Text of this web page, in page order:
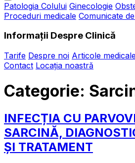
Patologia Colului Ginecologie
Proceduri medicale Comunicate
Informații Despre Clinică
Tarife Despre noi Articole
Contact Locația noastră
Categorie:
INFECȚIA CU
SARCINĂ,
ȘI TRATAMENT